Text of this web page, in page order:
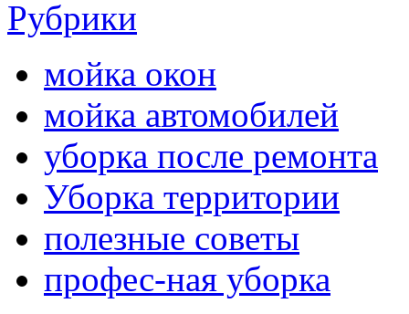
Рубрики
мойка окон
мойка автомобилей
уборка после ремонта
Уборка территории
полезные советы
профес-ная уборка